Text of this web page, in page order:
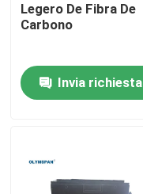
Casa.
Video
Legero De Fibra De
Carbono
Invia richiesta